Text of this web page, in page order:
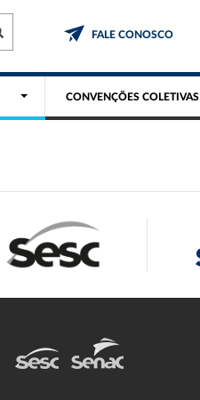
FALE CONOSCO
CONVENÇÕES COLETIVAS